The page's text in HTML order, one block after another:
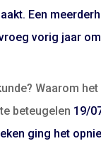
Een
vorig jaar
Waarom
beteugelen 19/
ging het